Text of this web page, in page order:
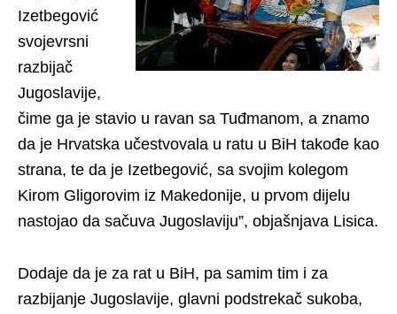
Izetbegović
svojevrsni
razbijač
Jugoslavije,
čime ga je stavio u ravan sa Tuđmanom, a znamo
da je Hrvatska učestvovala u ratu u BiH takođe kao
strana, te da je Izetbegović, sa svojim kolegom
Kirom Gligorovim iz Makedonije, u prvom dijelu
nastojao da sačuva Jugoslaviju”, objašnjava Lisica.
Dodaje da je za rat u BiH, pa samim tim i za
razbijanje Jugoslavije, glavni podstrekač sukoba,